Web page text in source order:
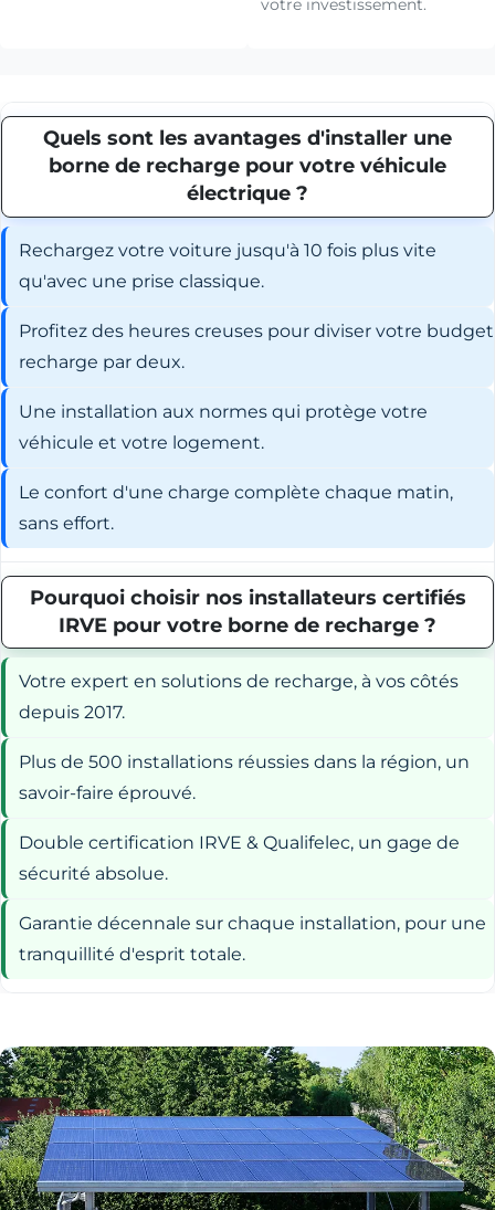
votre investissement.
Quels sont les avantages d'installer une
borne de recharge pour votre véhicule
électrique ?
Rechargez votre voiture jusqu'à 10 fois plus vite
qu'avec une prise classique.
Profitez des heures creuses pour diviser votre budget
recharge par deux.
Une installation aux normes qui protège votre
véhicule et votre logement.
Le confort d'une charge complète chaque matin,
sans effort.
Pourquoi choisir nos installateurs certifiés
IRVE pour votre borne de recharge ?
Votre expert en solutions de recharge, à vos côtés
depuis 2017.
Plus de 500 installations réussies dans la région, un
savoir-faire éprouvé.
Double certification IRVE & Qualifelec, un gage de
sécurité absolue.
Garantie décennale sur chaque installation, pour une
tranquillité d'esprit totale.